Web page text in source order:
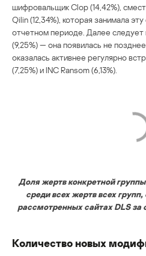
шифровальщик Clop (14,42%),
Qilin (12,34%), которая занимала
отчетном периоде. Далее следует
(9,25%) — она появилась не
оказалась активнее регулярно
(7,25%) и INC Ransom (6,13%).
Доля жертв конкретной
среди всех жертв всех
рассмотренных сайтах DLS за
Количество новых